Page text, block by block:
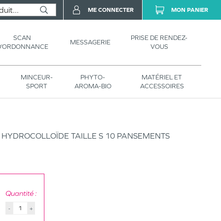
SCAN
MESSAGERIE
PRISE DE RENDEZ-
VOUS
MINCEUR-
SPORT
PHYTO-
AROMA-BIO
MATÉRIEL ET
ACCESSOIRES
ME CONNECTER MON PANIER
TAILLE S 10 PANSEMENTS
Quantité :
- +